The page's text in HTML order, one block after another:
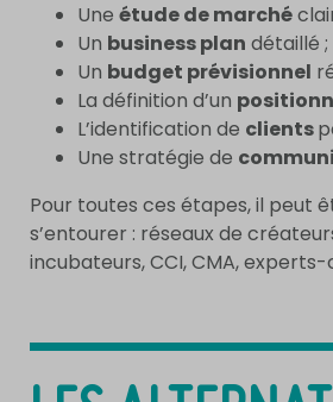
Une étude de marché
Un business plan détaillé ;
Un budget prévisionnel
La définition d’un
L’identification de clients
Une stratégie de
Pour toutes ces étapes, il peut
s’entourer : réseaux de
incubateurs, CCI, CMA,